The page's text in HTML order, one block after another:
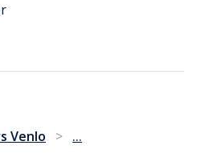
Venlo > ...